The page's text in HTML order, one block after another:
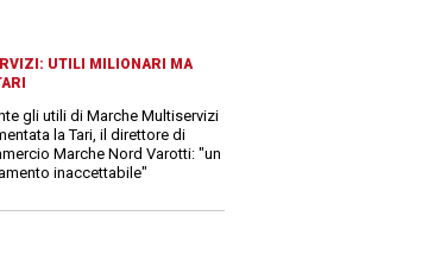
UTILI MILIONARI MA
gli utili di Marche Multiservizi
la Tari, il direttore di
Marche Nord Varotti: "un
inaccettabile"